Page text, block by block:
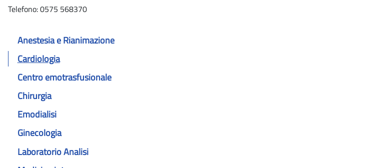
Anestesia e Rianimazione
Cardiologia
Centro emotrasfusionale
Chirurgia
Emodialisi
Ginecologia
Laboratorio Analisi
Telefono: 0575 568370